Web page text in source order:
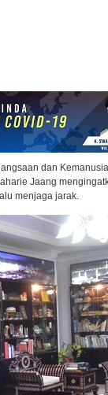
dan
Jaang
menjaga jarak.